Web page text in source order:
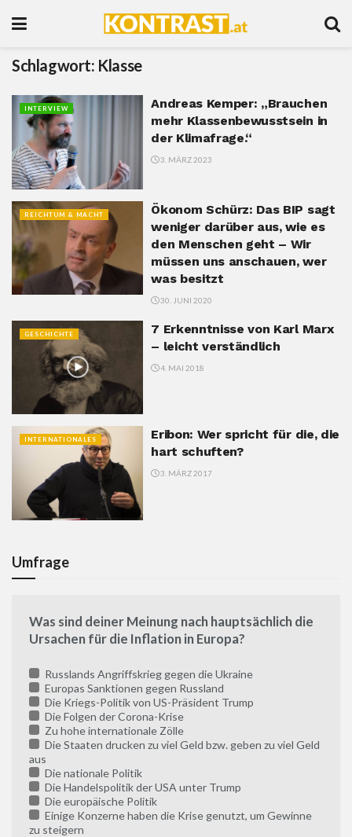
Schlagwort: Klasse
INTERVIEW
Andreas Kemper: „Brauchen
mehr Klassenbewusstsein in
der Klimafrage.“
3. MÄRZ 2023
REICHTUM & MACHT
Ökonom Schürz: Das BIP sagt
weniger darüber aus, wie es
den Menschen geht – Wir
müssen uns anschauen, wer
was besitzt
30. JUNI 2020
GESCHICHTE
7 Erkenntnisse von Karl Marx
– leicht verständlich
4. MAI 2018
INTERNATIONALES
Eribon: Wer spricht für die, die
hart schuften?
3. MÄRZ 2017
Umfrage
Was sind deiner Meinung nach hauptsächlich die
Ursachen für die Inflation in Europa?
Russlands Angriffskrieg gegen die Ukraine
Europas Sanktionen gegen Russland
Die Kriegs-Politik von US-Präsident Trump
Die Folgen der Corona-Krise
Zu hohe internationale Zölle
Die Staaten drucken zu viel Geld bzw. geben zu viel Geld
aus
Die nationale Politik
Die Handelspolitik der USA unter Trump
Die europäische Politik
Einige Konzerne haben die Krise genutzt, um Gewinne
zu steigern